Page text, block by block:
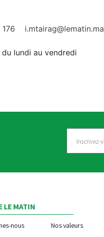
i.mtairag@lematin.ma
lundi au vendredi
LE MATIN
nous Nos valeurs